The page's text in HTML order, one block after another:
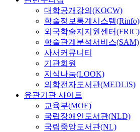
대학공개강의(KOCW)
학술정보통계시스템(Rinfo)
외국학술지지원센터(FRIC)
학술관계분석서비스(SAM)
사서커뮤니티
기관회원
지식나눔(LOOK)
의학전자도서관(MEDLIS)
유관기관 사이트
교육부(MOE)
국립장애인도서관(NLD)
국립중앙도서관(NL)